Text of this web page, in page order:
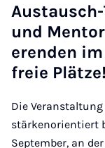
und
er­enden
freie Plätze!
Die
stärkenorientiert
September, an